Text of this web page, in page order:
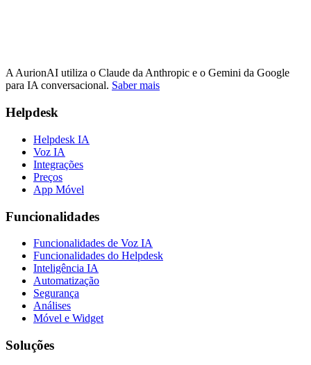
A AurionAI utiliza o Claude da Anthropic e o Gemini da Google
para IA conversacional. Saber mais
Helpdesk
Helpdesk IA
Voz IA
Integrações
Preços
App Móvel
Funcionalidades
Funcionalidades de Voz IA
Funcionalidades do Helpdesk
Inteligência IA
Automatização
Segurança
Análises
Móvel e Widget
Soluções